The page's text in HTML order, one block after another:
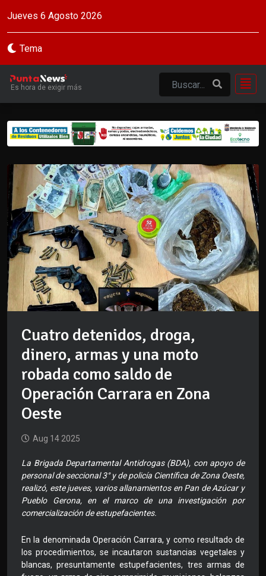
Jueves 6 Agosto 2026
Tema
Es hora de exigir más
Cuatro detenidos, droga,
dinero, armas y una moto
robada como saldo de
Operación Carrara en Zona
Oeste
Aug 14 2025
La Brigada Departamental Antidrogas (BDA), con apoyo de
personal de seccional 3° y de policía Científica de Zona Oeste,
realizó, este jueves, varios allanamientos en Pan de Azúcar y
Pueblo Gerona, en el marco de una investigación por
comercialización de estupefacientes.
En la denominada Operación Carrara, y como resultado de
los procedimientos, se incautaron sustancias vegetales y
blancas, presuntamente estupefacientes, tres armas de